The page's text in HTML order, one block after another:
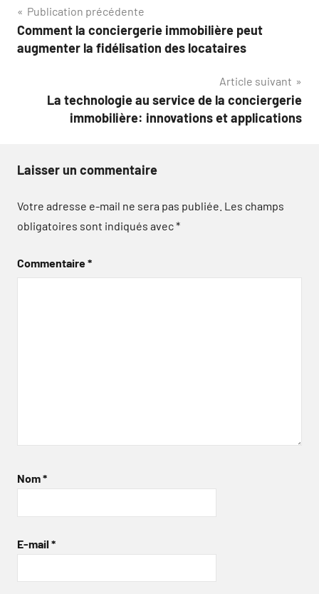
Navigation
de
Publication précédente
Comment la conciergerie immobilière peut
augmenter la fidélisation des locataires
Article suivant
La technologie au service de la conciergerie
immobilière: innovations et applications
Laisser un commentaire
Votre adresse e-mail ne sera pas publiée. Les champs
obligatoires sont indiqués avec*
Commentaire*
Nom*
E-mail *